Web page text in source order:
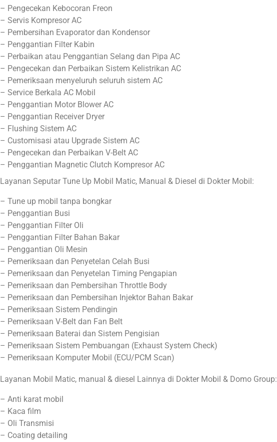
– Pengecekan Kebocoran Freon
– Servis Kompresor AC
– Pembersihan Evaporator dan Kondensor
– Penggantian Filter Kabin
– Perbaikan atau Penggantian Selang dan Pipa AC
– Pengecekan dan Perbaikan Sistem Kelistrikan AC
– Pemeriksaan menyeluruh seluruh sistem AC
– Service Berkala AC Mobil
– Penggantian Motor Blower AC
– Penggantian Receiver Dryer
– Flushing Sistem AC
– Customisasi atau Upgrade Sistem AC
– Pengecekan dan Perbaikan V-Belt AC
– Penggantian Magnetic Clutch Kompresor AC
Layanan Seputar Tune Up Mobil Matic, Manual & Diesel di Dokter Mobil:
– Tune up mobil tanpa bongkar
– Penggantian Busi
– Penggantian Filter Oli
– Penggantian Filter Bahan Bakar
– Penggantian Oli Mesin
– Pemeriksaan dan Penyetelan Celah Busi
– Pemeriksaan dan Penyetelan Timing Pengapian
– Pemeriksaan dan Pembersihan Throttle Body
– Pemeriksaan dan Pembersihan Injektor Bahan Bakar
– Pemeriksaan Sistem Pendingin
– Pemeriksaan V-Belt dan Fan Belt
– Pemeriksaan Baterai dan Sistem Pengisian
– Pemeriksaan Sistem Pembuangan (Exhaust System Check)
– Pemeriksaan Komputer Mobil (ECU/PCM Scan)
Layanan Mobil Matic, manual & diesel Lainnya di Dokter Mobil & Domo Group:
– Anti karat mobil
– Kaca film
– Oli Transmisi
– Coating detailing